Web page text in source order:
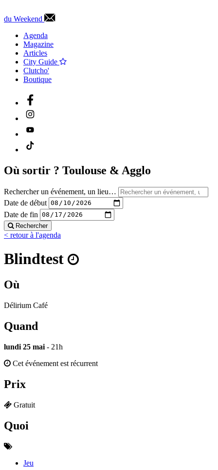
du Weekend
Agenda
Magazine
Articles
City Guide
Clutcho'
Boutique
Où sortir ? Toulouse & Agglo
Rechercher un événement, un lieu…
Date de début
Date de fin
Rechercher
< retour à l'agenda
Blindtest
Où
Délirium Café
Quand
lundi 25 mai - 21h
Cet événement est récurrent
Prix
Gratuit
Quoi
Jeu